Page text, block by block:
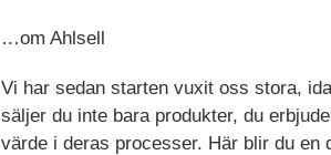
…om Ahlsell
Vi har sedan starten vuxit oss stora,
säljer du inte bara produkter, du
värde i deras processer. Här blir du